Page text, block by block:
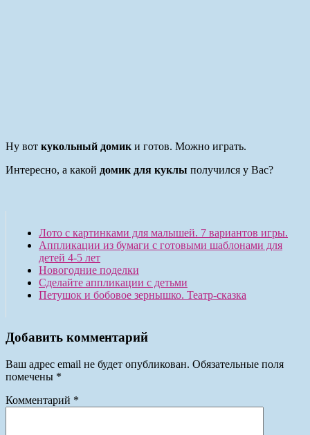
Ну вот кукольный домик и готов. Можно играть.
Интересно, а какой домик для куклы получился у Вас?
Лото с картинками для малышей. 7 вариантов игры.
Аппликации из бумаги с готовыми шаблонами для
детей 4-5 лет
Новогодние поделки
Сделайте аппликации с детьми
Петушок и бобовое зернышко. Театр-сказка
Добавить комментарий
Ваш адрес email не будет опубликован. Обязательные поля
помечены *
Комментарий *